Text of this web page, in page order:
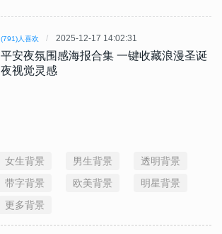
(791)人喜欢 2025-12-17 14:02:31
平安夜氛围感海报合集 一键收藏浪漫圣诞
夜视觉灵感
女生背景 男生背景
透明背景
带字背景 欧美背景
明星背景
更多背景